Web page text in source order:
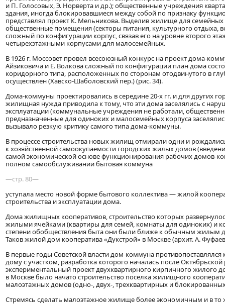
и П. Голосовых, Э. Норверта и др.); общественные учреждения
здания, иногда блокировавшиеся между собой по признаку
представлял проект К. Мельникова. Выделив жилище для
общественные помещения (секторы питания, культурного отдыха,
сложный по конфигурации корпус, связав его на уровне второго
четырехэтажными корпусами для малосемейных.
В 1926 г. Моссовет провел всесоюзный конкурс на проект дома-
Айзиковича и Е. Волкова сложный по конфигурации план дома
коридорного типа, расположенных по сторонам отодвинутого в
осуществлен (Хавско-Шаболовский пер.) (рис. 34).
Дома-коммуны проектировались в середине 20-х гг. и для других
жилищная нужда приводила к тому, что эти дома заселялись с
эксплуатации (коммунальные учреждения не работали,
предназначенные для одиноких и малосемейных корпуса
вызывало резкую критику самого типа дома-коммуны.
В процессе строительства новых жилищ отмирали одни и
к хозяйственной самоокупаемости городских жилых домов
самой экономической основе функционирования рабочих домов-
полном самообслуживании бытовая коммуна
—стр. 80—
уступала место новой форме бытового коллектива — жилой
строительства и эксплуатации дома.
Дома жилищных кооперативов, строительство которых
жилыми ячейками (квартиры для семей, комнаты для одиноких)
степени обобществления быта они были ближе к обычным
Таков жилой дом кооператива «Дукстрой» в Москве (архит. А.
В первые годы Советской власти дом-коммуна
дому с участком, разработка которого началась после
экспериментальный проект двухквартирного кирпичного жилого
в Москве было начато строительство поселка жилищного
малоэтажных домов (одно-, двух-, трехквартирных и
Стремясь сделать малоэтажное жилище более экономичным и в то